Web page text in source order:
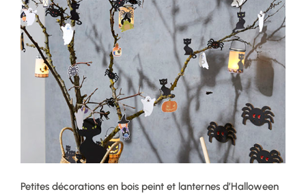
Petites décorations en bois peint et lanternes d’Halloween